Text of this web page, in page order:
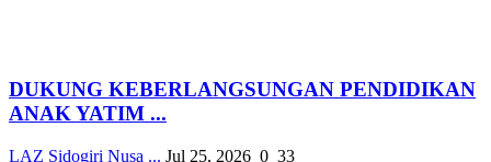
DUKUNG KEBERLANGSUNGAN PENDIDIKAN
ANAK YATIM ...
LAZ Sidogiri Nusa ... Jul 25, 2026 0 33